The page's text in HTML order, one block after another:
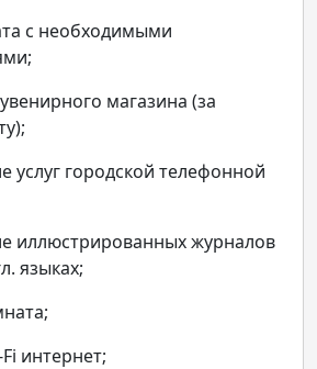
с необходимыми
магазина (за
услуг городской телефонной
иллюстрированных журналов
языках;
интернет;